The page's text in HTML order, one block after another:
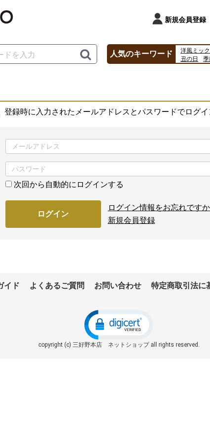
新規会員登録
人気のキーワード 洋風ミッ
丑の日
季
登録時に入力されたメールアドレスとパスワードでログイ
次回から自動的にログインする
ログイン
ログイン情報をお忘れですか
新規会員登録
イド よくあるご質問 お問い合わせ 特定商取引法に
copyright (c) 三好野本店 ネットショップ all rights reserved.